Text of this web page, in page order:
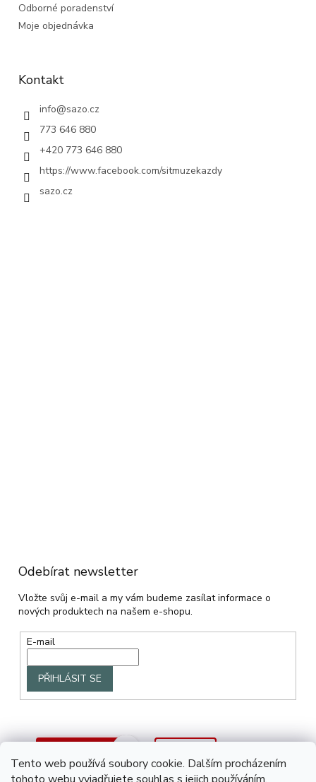
Tento web používá soubory cookie. Dalším procházením
Odborné poradenství
Moje objednávka
Kontakt
info@sazo.cz
773 646 880
+420 773 646 880
https://www.facebook.com/sitmuzekazdy
sazo.cz
Odebírat newsletter
Vložte svůj e-mail a my vám budeme zasílat informace o
nových produktech na našem e-shopu.
E-mail
PŘIHLÁSIT SE